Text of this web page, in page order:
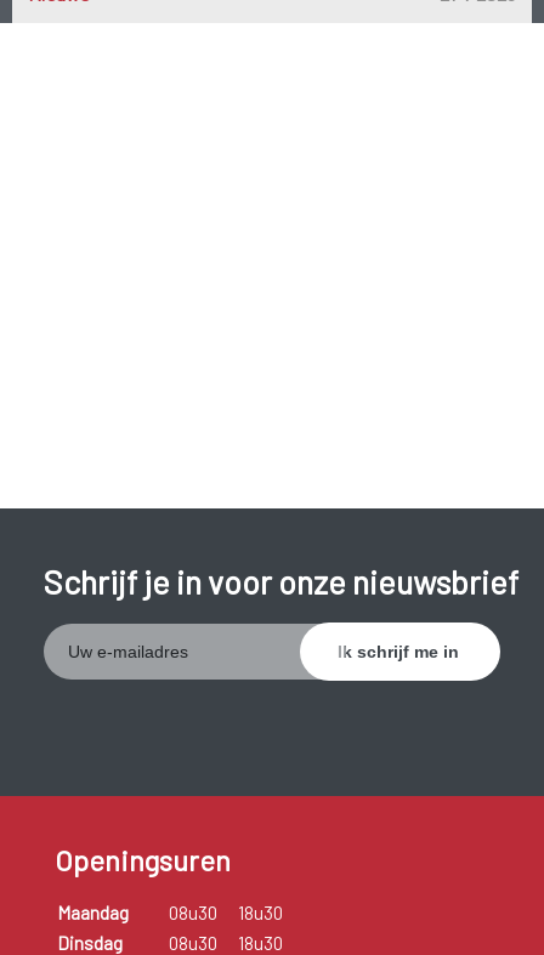
Schrijf je in voor onze nieuwsbrief
Openingsuren
Maandag 08u30
18u30
Dinsdag
08u30
18u30